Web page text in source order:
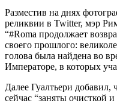
Разместив на днях
реликвии в Twitter, мэр
“#Roma продолжает
своего прошлого:
голова была найдена во
Императоре, в которых
Далее Гуалтьери добавил,
сейчас “заняты очисткой